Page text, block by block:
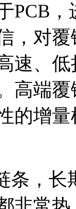
PCB
，对
速、
高端
的增量
条，长